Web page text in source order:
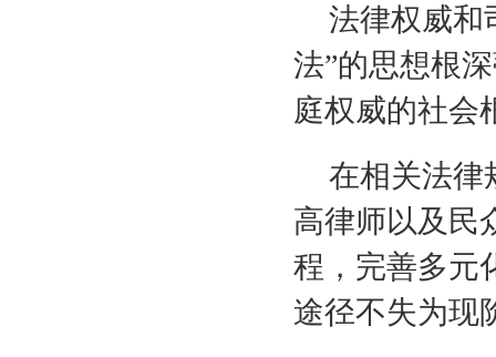
法律权威和
法”的思想根
庭权威的社会
在相关法律
高律师以及民
程，完善多元
途径不失为现